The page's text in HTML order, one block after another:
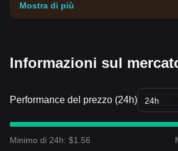
estremamente volatili. Prendi decisioni
base alla tua propensione al rischio.
Mostra di più
Informazioni sul
Performance del prezzo (24h) 24h
Minimo di 24h: $1.56